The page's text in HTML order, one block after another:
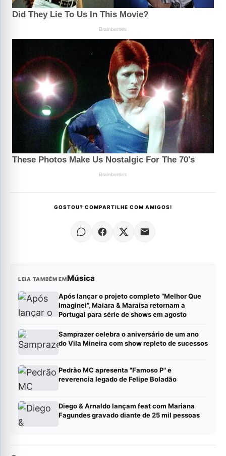
GOSTOU? COMPARTILHE COM AMIGOS!
LEIA TAMBÉM EMMúsica
Após lançar o projeto completo “Melhor Que
Imaginei”, Maiara & Maraisa retornam a
Portugal para série de shows em agosto
Samprazer celebra o aniversário de um ano
do Vila Mineira com show repleto de sucessos
Pedrão MC apresenta "Famoso P" e
reverencia legado de Felipe Boladão
Diego & Arnaldo lançam feat com Mariana
Fagundes gravado diante de 25 mil pessoas